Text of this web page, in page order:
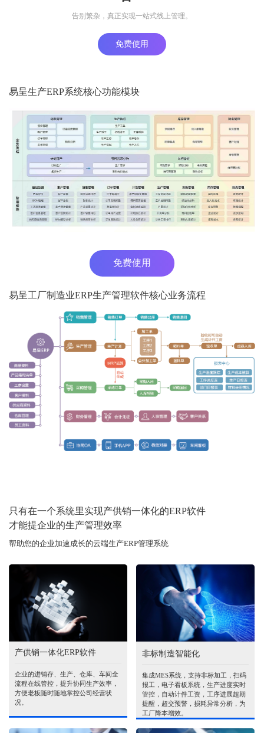
告别繁杂，真正实现一站式线上管理。
免费使用
易呈生产ERP系统核心功能模块
免费使用
易呈工厂制造业ERP生产管理软件核心业务流程
只有在一个系统里实现产供销一体化的ERP软件
才能提企业的生产管理效率
帮助您的企业加速成长的云端生产ERP管理系统
产供销一体化ERP软件
企业的进销存、生产、仓库、车间全
流程在线管控，提升协同生产效率，
方便老板随时随地掌控公司经营状
况。
非标制造智能化
集成MES系统，支持非标加工，扫码
报工，电子看板系统，生产进度实时
管控，自动计件工资，工序进展超期
提醒，超交预警，损耗异常分析，为
工厂降本增效。